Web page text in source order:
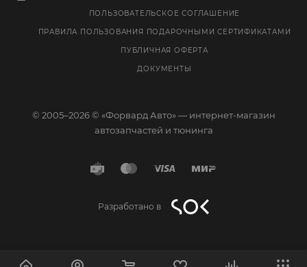
ПОЛЬЗОВАТЕЛЬСКОЕ СОГЛАШЕНИЕ
ПРАВИЛА ПОЛЬЗОВАНИЯ ПОДАРОЧНЫМИ СЕРТИФИКАТАМИ
ПУБЛИЧНАЯ ОФЕРТА
ДОКУМЕНТЫ
© 2005–2026 © «Форвард Авто» — интернет-магазин
автозапчастей и тюнинга
Разработано в